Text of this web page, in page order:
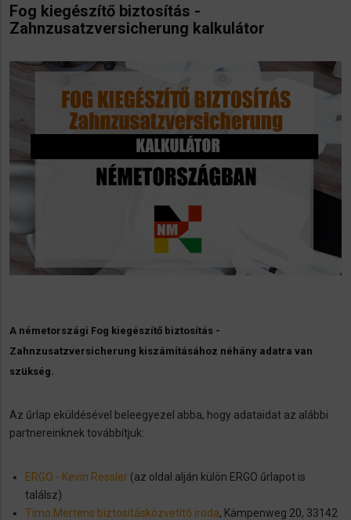
Fog kiegészítő biztosítás -
Zahnzusatzversicherung kalkulátor
A németországi Fog kiegészítő biztosítás -
Zahnzusatzversicherung kiszámításához néhány adatra van
szükség.
Az űrlap eküldésével beleegyezel abba, hogy adataidat az alábbi
partnereinknek továbbítjuk:
ERGO - Kevin Ressler (az oldal alján külön ERGO űrlapot is
találsz)
Timo Mertens biztosításközvetítő iroda, Kämpenweg 20, 33142